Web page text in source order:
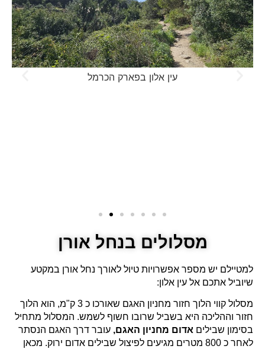
עין אלון בפארק הכרמל
מסלולים בנחל אורן
למטיילם יש מספר אפשרויות טיול לאורך נחל אורן במקטע
שיוביל אתכם אל עין אלון:
מסלול קווי הלוך חזור מחניון האגם שאורכו כ 3 ק"מ, הוא הלוך
חזור וההליכה היא בשביל שרובו חשוף לשמש. המסלול מתחיל
בסימון שבילים אדום מחניון האגם, עובר דרך האגם הנסתר
לאחר כ 800 מטרים מגיעים לפיצול שבילים אדום ירוק. מכאן